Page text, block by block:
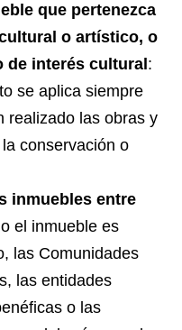
que pertenezca
o artístico, o
de interés cultural :
se aplica siempre
realizado las obras y
conservación o
inmuebles entre
el inmueble es
las Comunidades
las entidades
o las